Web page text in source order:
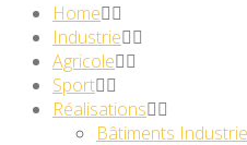
Home
Industrie
Agricole
Sport
Réalisations
Bâtiments